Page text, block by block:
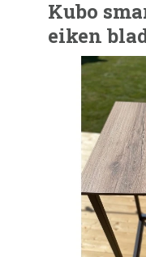
Kubo
eiken